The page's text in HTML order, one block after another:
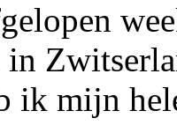
in
ik mijn